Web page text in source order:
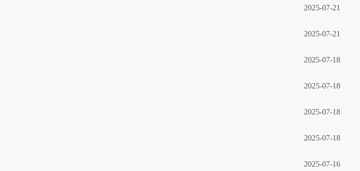
2025-07-21
2025-07-21
2025-07-18
2025-07-18
2025-07-18
2025-07-18
2025-07-16